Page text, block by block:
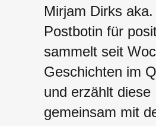
Mirjam Dirks
Postbotin für
sammelt seit
Geschichten im
und erzählt diese
gemeinsam mit